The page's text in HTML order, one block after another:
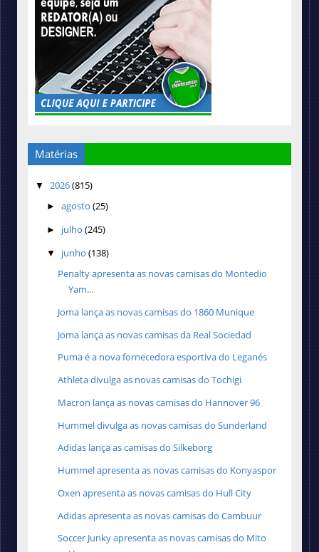
Matérias
▼ 2026(815)
► agosto (25)
► julho (245)
▼ junho (138)
Penalty apresenta as novas camisas do Montedio
Yam...
Joma lança as novas camisas do 1860 Munique
Joma lança as novas camisas da Real Sociedad
Puma é a nova fornecedora esportiva do Leganés
Athleta divulga as novas camisas do Tochigi
Macron lança as novas camisas do Hannover 96
Hummel divulga as novas camisas do Sunderland
Adidas lança as camisas do Silkeborg
Hummel apresenta as novas camisas do Konyaspor
Oxen apresenta as novas camisas do Hull City
Adidas apresenta as novas camisas do Cambuur
Soccer Junky apresenta as novas camisas do Mito